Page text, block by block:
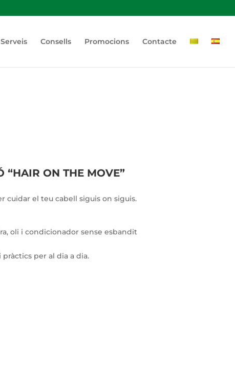
Serveis Consells Promocions Contacte
“HAIR ON THE MOVE”
cuidar el teu cabell siguis on siguis.
oli i condicionador sense esbandit
per al dia a dia.